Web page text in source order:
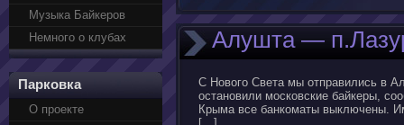
Музыка Байкеров
Немного о клубах
Парковка
О проекте
Алушта —
С Нового Света мы отправились в
остановили московские байкеры,
Крыма все банкоматы выключены.